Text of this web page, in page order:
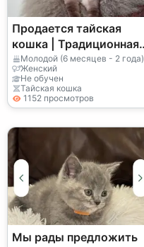
Продается тайская
кошка | Традиционная
сиамская порода
Молодой (6 месяцев - 2 года)
Женский
Не обучен
Тайская кошка
1152 просмотров
Мы рады предложить